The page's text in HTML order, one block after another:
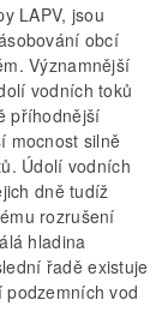
LAPV, jsou
obcí
Významnější
vodních toků
příhodnější
mocnost silně
Údolí vodních
dně tudíž
rozrušení
hladina
řadě existuje
vod